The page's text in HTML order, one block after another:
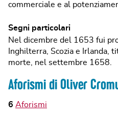
commerciale e al
Segni particolari
Nel dicembre del 1653 fui
Inghilterra, Scozia e Irlanda,
morte, nel settembre 1658.
Aforismi di Oliver
6 Aforismi